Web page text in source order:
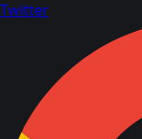
Twitter